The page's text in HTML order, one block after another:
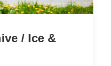
/ Ice &